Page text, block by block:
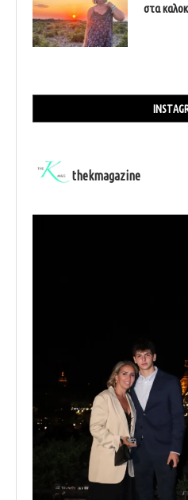
στα
thekmagazine